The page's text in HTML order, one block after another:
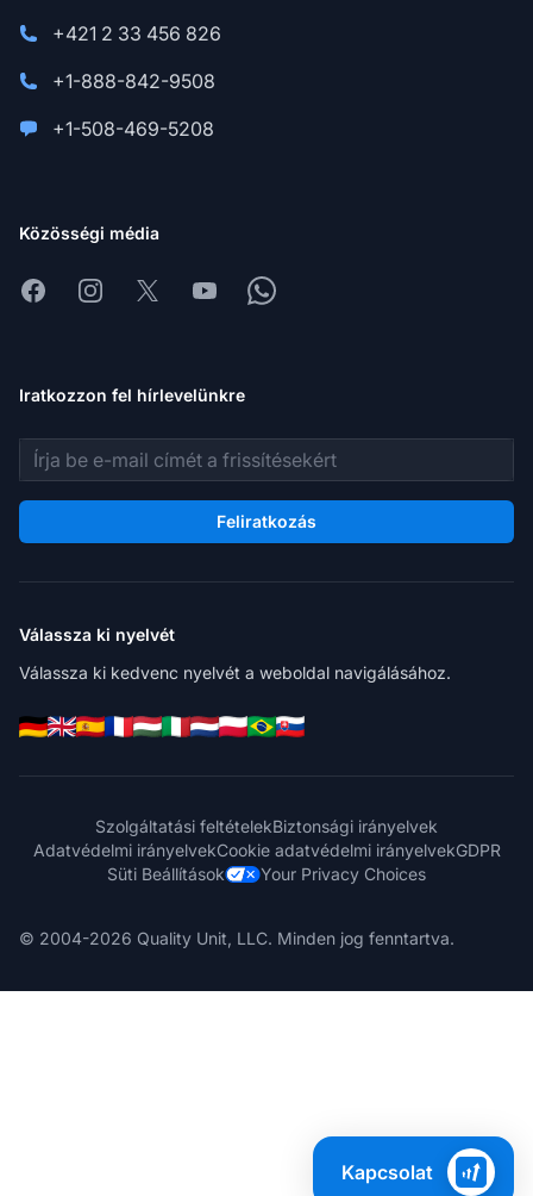
+421 2 33 456 826
+1-888-842-9508
+1-508-469-5208
Közösségi média
FacebookInstagram
X YoutubeWhatsapp
Iratkozzon fel hírlevelünkre
E-mail cím
Feliratkozás
Válassza ki nyelvét
Válassza ki kedvenc nyelvét a weboldal navigálásához.
Szolgáltatási feltételekBiztonsági irányelvek
Adatvédelmi irányelvekCookie adatvédelmi irányelvekGDPR
Süti Beállítások
Your Privacy Choices
© 2004-2026 Quality Unit, LLC. Minden jog fenntartva.
Kapcsolat